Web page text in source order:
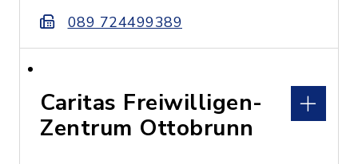
089 724499389
Caritas Freiwilligen-
Zentrum Ottobrunn